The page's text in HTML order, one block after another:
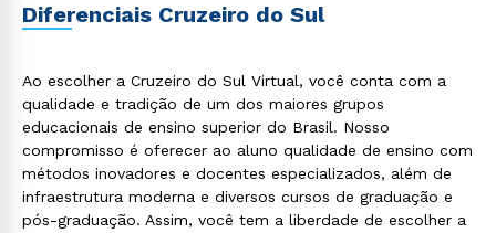
Diferenciais Cruzeiro do Sul
Ao escolher a Cruzeiro do Sul Virtual, você conta com a
qualidade e tradição de um dos maiores grupos
educacionais de ensino superior do Brasil. Nosso
compromisso é oferecer ao aluno qualidade de ensino com
métodos inovadores e docentes especializados, além de
infraestrutura moderna e diversos cursos de graduação e
pós-graduação. Assim, você tem a liberdade de escolher a